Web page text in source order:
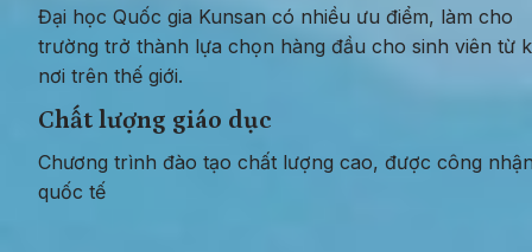
Đại học Quốc gia Kunsan có nhiều ưu điểm, làm cho
trường trở thành lựa chọn hàng đầu cho sinh viên từ
nơi trên thế giới.
Chất lượng giáo dục
Chương trình đào tạo chất lượng cao, được công
quốc tế